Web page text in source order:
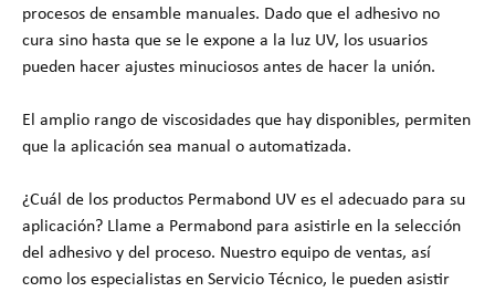
procesos de ensamble manuales. Dado que el adhesivo no
cura sino hasta que se le expone a la luz UV, los usuarios
pueden hacer ajustes minuciosos antes de hacer la unión.
El amplio rango de viscosidades que hay disponibles, permiten
que la aplicación sea manual o automatizada.
¿Cuál de los productos Permabond UV es el adecuado para su
aplicación? Llame a Permabond para asistirle en la selección
del adhesivo y del proceso. Nuestro equipo de ventas, así
como los especialistas en Servicio Técnico, le pueden asistir